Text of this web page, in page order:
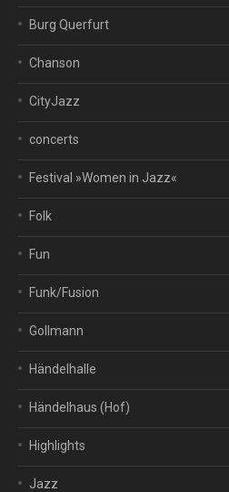
Burg Querfurt
Chanson
CityJazz
concerts
Festival »Women in Jazz«
Folk
Fun
Funk/Fusion
Gollmann
Händelhalle
Händelhaus (Hof)
Highlights
Jazz